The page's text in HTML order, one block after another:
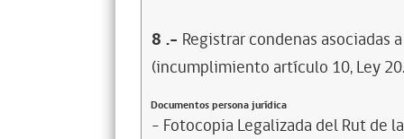
8 .- Registrar condenas asociadas
(incumplimiento artículo 10, Ley
Documentos persona jurídica
- Fotocopia Legalizada del Rut de